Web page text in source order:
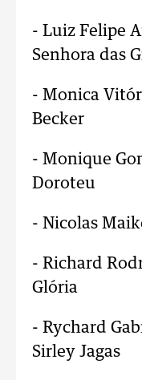
- Luiz Felipe
Senhora das
- Monica
Becker
- Monique
Doroteu
- Nicolas
- Richard
Glória
- Rychard
Sirley Jagas